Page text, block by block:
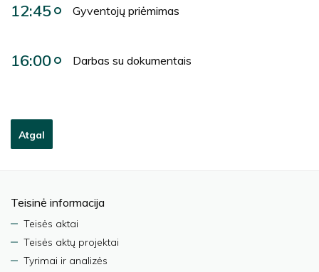
12:45 Gyventojų priėmimas
16:00 Darbas su dokumentais
Atgal
Teisinė informacija
Teisės aktai
Teisės aktų projektai
Tyrimai ir analizės